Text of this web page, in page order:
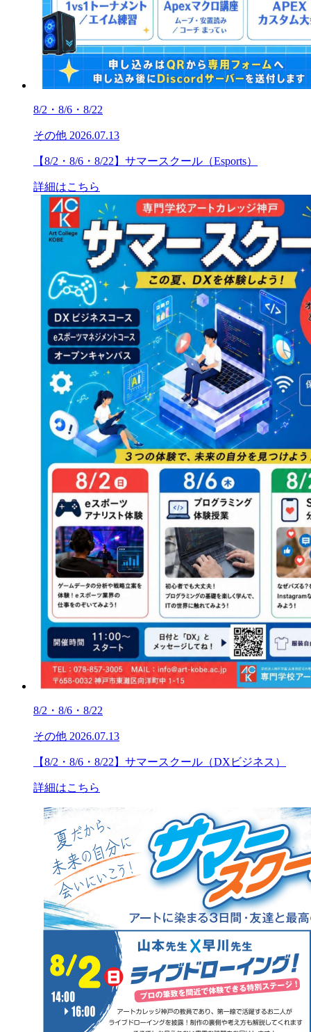
8/2・8/6・8/22
その他 2026.07.13
【8/2・8/6・8/22】サマースクール（Esports）
詳細はこちら
8/2・8/6・8/22
その他 2026.07.13
【8/2・8/6・8/22】サマースクール（DXビジネス）
詳細はこちら